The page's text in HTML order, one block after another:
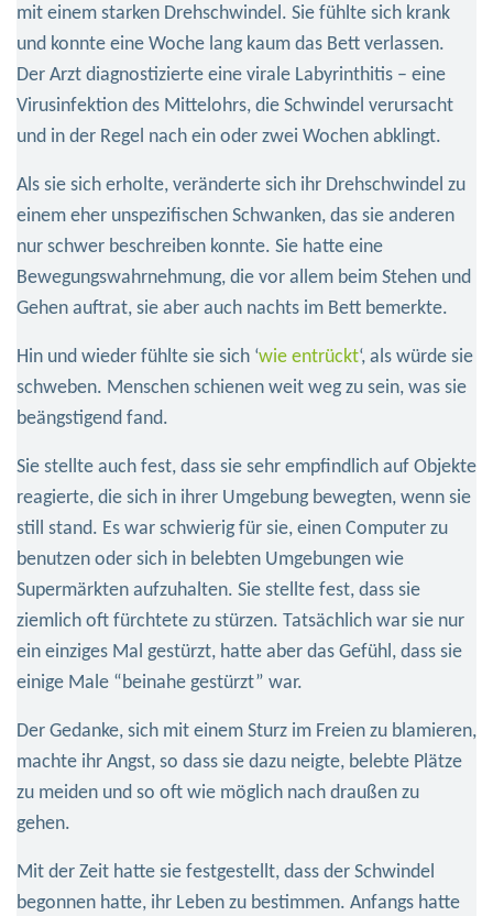
mit einem starken Drehschwindel. Sie fühlte sich krank
und konnte eine Woche lang kaum das Bett verlassen.
Der Arzt diagnostizierte eine virale Labyrinthitis – eine
Virusinfektion des Mittelohrs, die Schwindel verursacht
und in der Regel nach ein oder zwei Wochen abklingt.
Als sie sich erholte, veränderte sich ihr Drehschwindel zu
einem eher unspezifischen Schwanken, das sie anderen
nur schwer beschreiben konnte. Sie hatte eine
Bewegungswahrnehmung, die vor allem beim Stehen und
Gehen auftrat, sie aber auch nachts im Bett bemerkte.
Hin und wieder fühlte sie sich ‘wie entrückt‘, als würde sie
schweben. Menschen schienen weit weg zu sein, was sie
beängstigend fand.
Sie stellte auch fest, dass sie sehr empfindlich auf Objekte
reagierte, die sich in ihrer Umgebung bewegten, wenn sie
still stand. Es war schwierig für sie, einen Computer zu
benutzen oder sich in belebten Umgebungen wie
Supermärkten aufzuhalten. Sie stellte fest, dass sie
ziemlich oft fürchtete zu stürzen. Tatsächlich war sie nur
ein einziges Mal gestürzt, hatte aber das Gefühl, dass sie
einige Male “beinahe gestürzt” war.
Der Gedanke, sich mit einem Sturz im Freien zu blamieren,
machte ihr Angst, so dass sie dazu neigte, belebte Plätze
zu meiden und so oft wie möglich nach draußen zu
gehen.
Mit der Zeit hatte sie festgestellt, dass der Schwindel
begonnen hatte, ihr Leben zu bestimmen. Anfangs hatte